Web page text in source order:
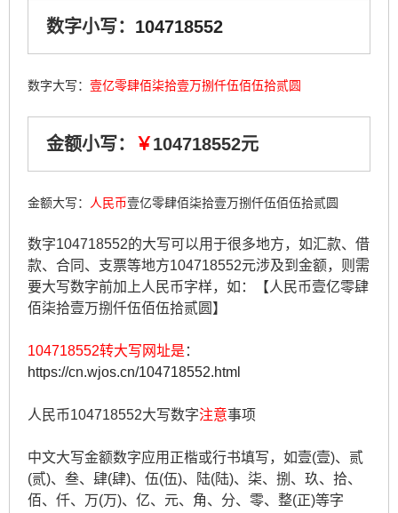
数字小写： 104718552
数字大写： 壹亿零肆佰柒拾壹万捌仟伍佰伍拾贰圆
金额小写： ￥104718552元
金额大写： 人民币壹亿零肆佰柒拾壹万捌仟伍佰伍拾贰圆
数字104718552的大写可以用于很多地方，如汇款、借
款、合同、支票等地方104718552元涉及到金额，则需
要大写数字前加上人民币字样，如：【人民币壹亿零肆
佰柒拾壹万捌仟伍佰伍拾贰圆】
104718552转大写网址是 ：
https://cn.wjos.cn/104718552.html
人民币104718552大写数字注意事项
中文大写金额数字应用正楷或行书填写，如壹(壹)、贰
(贰)、叁、肆(肆)、伍(伍)、陆(陆)、柒、捌、玖、拾、
佰、仟、万(万)、亿、元、角、分、零、整(正)等字